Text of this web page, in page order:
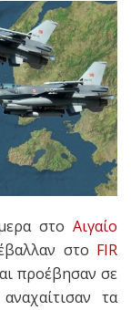
στοΑιγαίο
στο FIR
προέβησαν σε
τα